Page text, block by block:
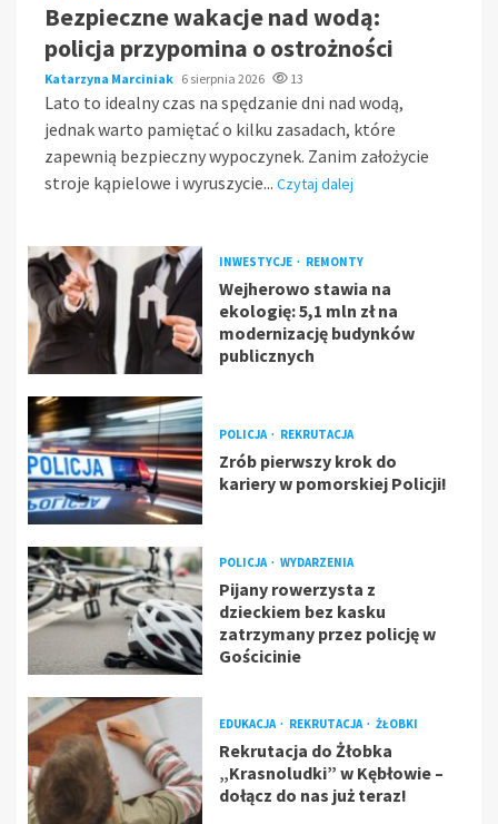
Bezpieczne wakacje nad wodą:
policja przypomina o ostrożności
Katarzyna Marciniak 6 sierpnia 2026 13
Lato to idealny czas na spędzanie dni nad wodą,
jednak warto pamiętać o kilku zasadach, które
zapewnią bezpieczny wypoczynek. Zanim założycie
stroje kąpielowe i wyruszycie... Czytaj dalej
INWESTYCJE REMONTY
Wejherowo stawia na
ekologię: 5,1 mln zł na
modernizację budynków
publicznych
POLICJA REKRUTACJA
Zrób pierwszy krok do
kariery w pomorskiej Policji!
POLICJA WYDARZENIA
Pijany rowerzysta z
dzieckiem bez kasku
zatrzymany przez policję w
Gościcinie
EDUKACJA REKRUTACJA ŻŁOBKI
Rekrutacja do Żłobka
„Krasnoludki” w Kębłowie –
dołącz do nas już teraz!